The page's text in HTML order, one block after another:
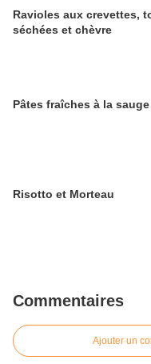
Ravioles aux crevettes,
séchées et chèvre
Pâtes fraîches à la sauge
Risotto et Morteau
Commentaires
Ajouter un